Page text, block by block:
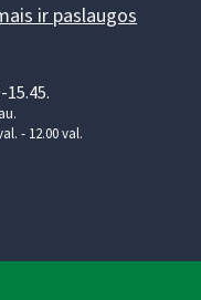
ir paslaugos
15.45.
- 12.00 val.